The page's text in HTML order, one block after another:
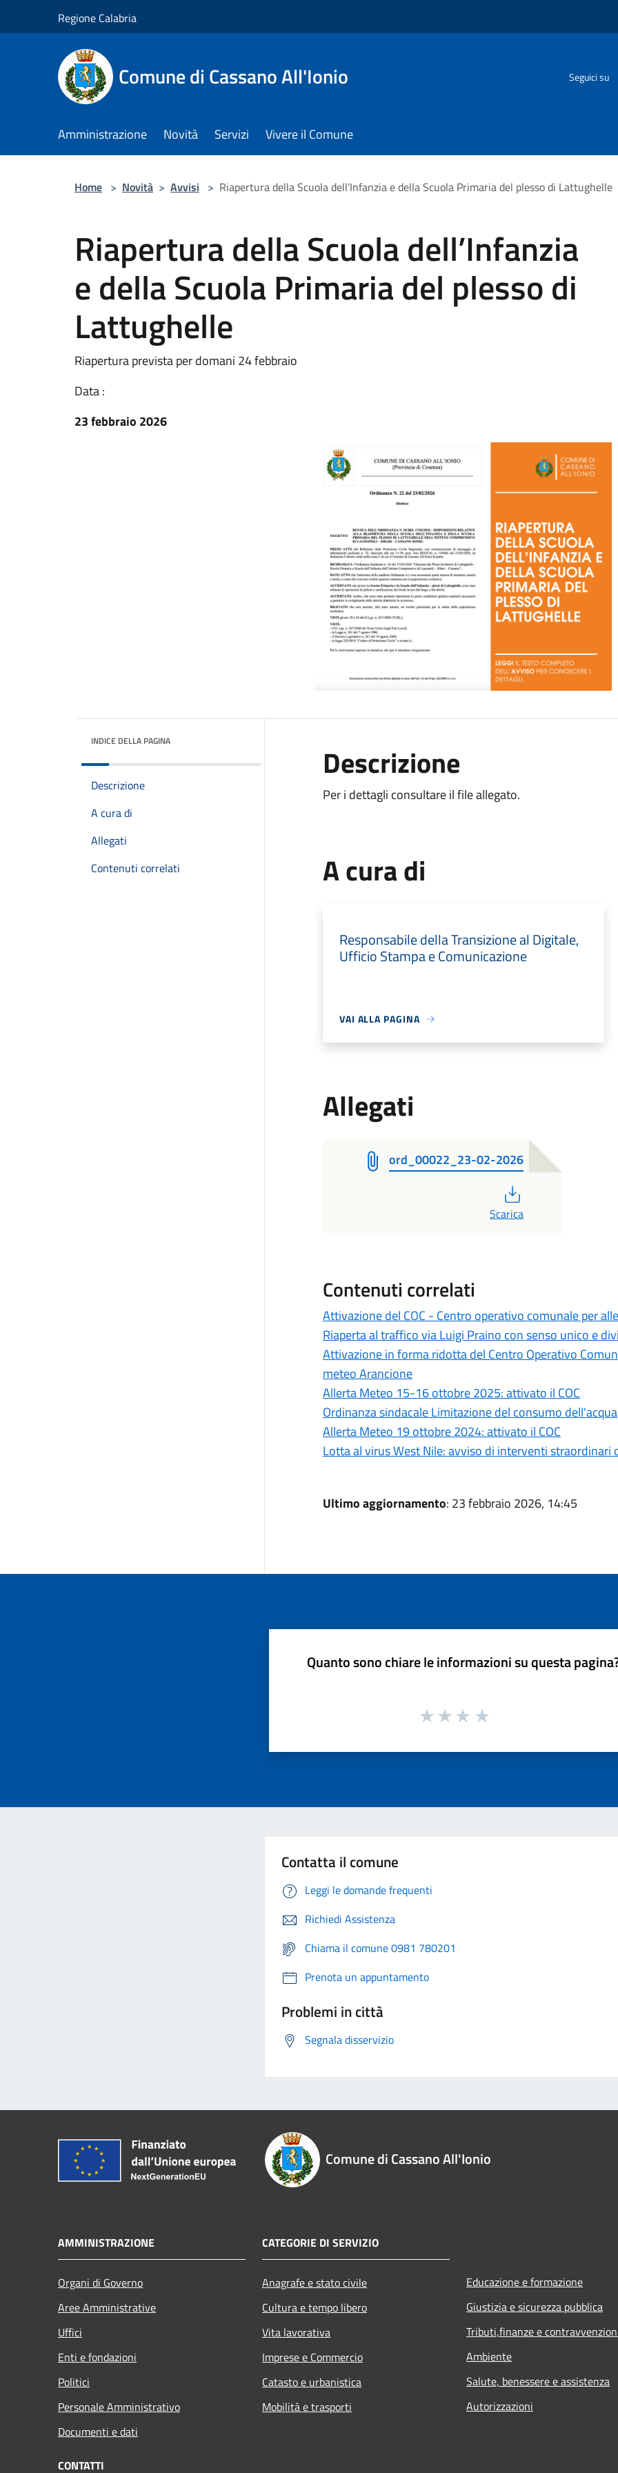
Regione Calabria
Comune di Cassano All'Ionio Seguici su
Amministrazione Novità Servizi Vivere il Comune
Home > Novità > Avvisi > Riapertura della Scuola dell’Infanzia e della Scuola Primaria del plesso di Lattughelle
Riapertura della Scuola dell’Infanzia
e della Scuola Primaria del plesso di
Lattughelle
Riapertura prevista per domani 24 febbraio
Data :
23 febbraio 2026
INDICE DELLA PAGINA
Descrizione
A cura di
Allegati
Contenuti correlati
Descrizione
Per i dettagli consultare il file allegato.
A cura di
Responsabile della Transizione al Digitale,
Ufficio Stampa e Comunicazione
VAI ALLA PAGINA
Allegati
ord_00022_23-02-2026
Scarica
Contenuti correlati
Attivazione del COC - Centro operativo comunale per
Riaperta al traffico via Luigi Praino con senso unico e
Attivazione in forma ridotta del Centro Operativo
meteo Arancione
Allerta Meteo 15-16 ottobre 2025: attivato il COC
Ordinanza sindacale Limitazione del consumo dell'acqua
Allerta Meteo 19 ottobre 2024: attivato il COC
Lotta al virus West Nile: avviso di interventi straordinari
Ultimo aggiornamento: 23 febbraio 2026, 14:45
Quanto sono chiare le informazioni su questa
Contatta il comune
Leggi le domande frequenti
Richiedi Assistenza
Chiama il comune 0981 780201
Prenota un appuntamento
Problemi in città
Segnala disservizio
Comune di Cassano All'Ionio
AMMINISTRAZIONE
Organi di Governo
Aree Amministrative
Uffici
Enti e fondazioni
Politici
Personale Amministrativo
Documenti e dati
CATEGORIE DI SERVIZIO
Anagrafe e stato civile
Cultura e tempo libero
Vita lavorativa
Imprese e Commercio
Catasto e urbanistica
Mobilità e trasporti
Educazione e formazione
Giustizia e sicurezza pubblica
Tributi,finanze e
Ambiente
Salute, benessere e assistenza
Autorizzazioni
CONTATTI